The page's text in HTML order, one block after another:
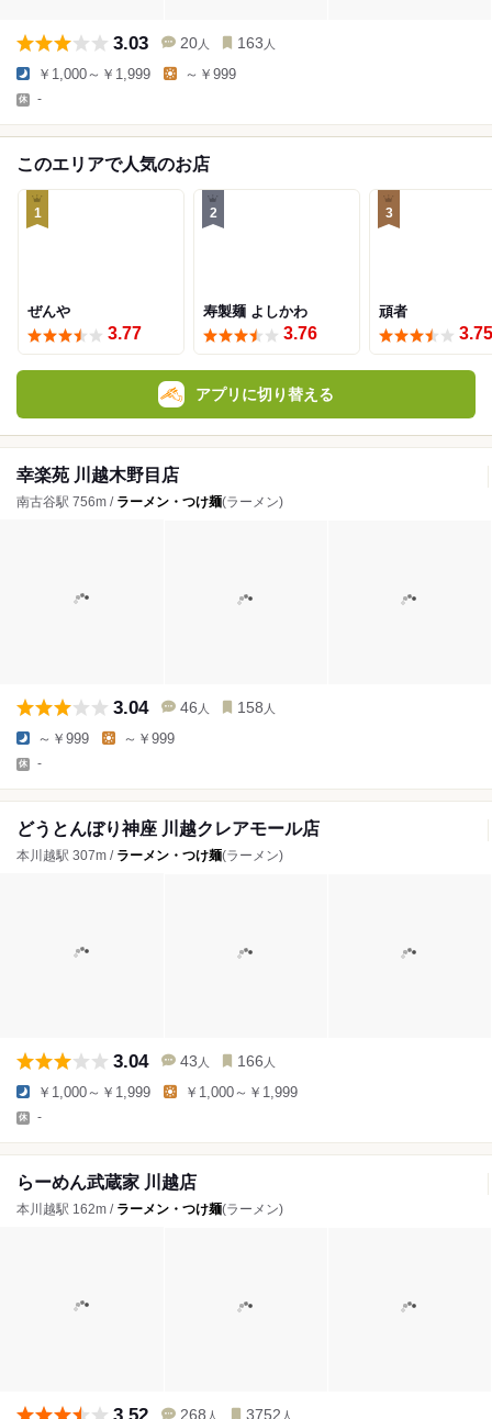
3.03 20 人 163 人
￥1,000～￥1,999 ～￥999
-
このエリアで人気のお店
1
ぜんや
3.77
2
寿製麺 よしかわ
3.76
3
頑者
3.75
アプリに切り替える
幸楽苑 川越木野目店
南古谷駅 756m / ラーメン・つけ麺(ラーメン)
3.04 46 人 158 人
～￥999 ～￥999
-
どうとんぼり神座 川越クレアモール店
本川越駅 307m / ラーメン・つけ麺(ラーメン)
3.04 43 人 166 人
￥1,000～￥1,999 ￥1,000～￥1,999
-
らーめん武蔵家 川越店
本川越駅 162m / ラーメン・つけ麺(ラーメン)
268 人 3752 人